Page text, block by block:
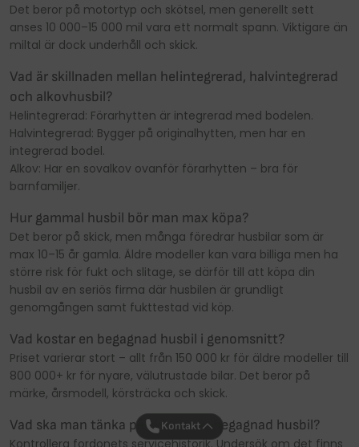
Det beror på motortyp och skötsel, men generellt sett
anses 10 000–15 000 mil vara ett normalt spann. Viktigare än
miltal är dock underhåll och skick.
Vad är skillnaden mellan helintegrerad, halvintegrerad
och alkovhusbil?
Helintegrerad: Förarhytten är integrerad med bodelen.
Halvintegrerad: Bygger på originalhytten, men har en
integrerad bodel.
Alkov: Har en sovalkov ovanför förarhytten – bra för
barnfamiljer.
Hur gammal husbil bör man max köpa?
Det beror på skick, men många föredrar husbilar som är
max 10–15 år gamla. Äldre modeller kan vara billiga men ha
större risk för fukt och slitage, se därför till att köpa din
husbil av en seriös firma där husbilen är grundligt
genomgången samt fukttestad vid köp.
Vad kostar en begagnad husbil i genomsnitt?
Priset varierar stort – allt från 150 000 kr för äldre modeller till
800 000+ kr för nyare, välutrustade bilar. Det beror på
märke, årsmodell, körsträcka och skick.
Vad ska man tänka på vid köp av begagnad husbil?
Kontrollera fordonets servicehistorik. Undersök om det finns
Kontakt